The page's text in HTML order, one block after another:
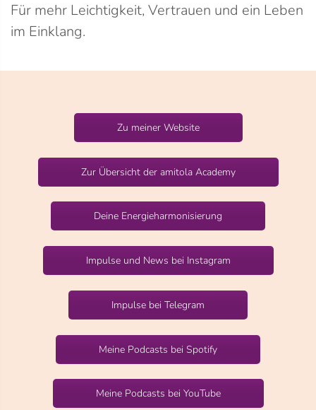
Für mehr Leichtigkeit, Vertrauen und ein Leben
im Einklang.
Zu meiner Website
Zur Übersicht der amitola Academy
Deine Energieharmonisierung
Impulse und News bei Instagram
Impulse bei Telegram
Meine Podcasts bei Spotify
Meine Podcasts bei YouTube